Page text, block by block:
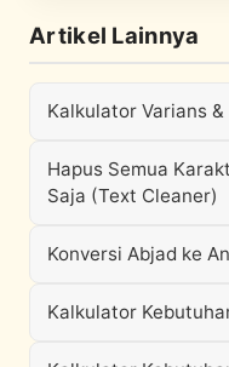
Artikel Lainnya
Kalkulator Varians
Hapus Semua
Saja (Text Cleaner)
Konversi Abjad ke
Kalkulator